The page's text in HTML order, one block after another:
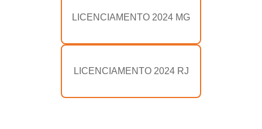
LICENCIAMENTO 2024 MG
LICENCIAMENTO 2024 RJ